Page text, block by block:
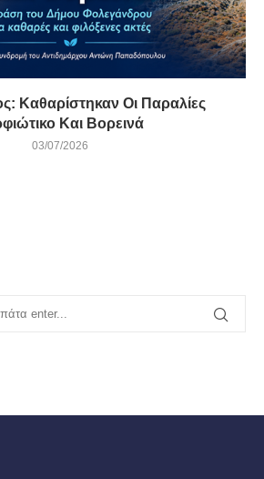
Καθαρίστηκαν Οι Παραλίες
Και Βορεινά
03/07/2026